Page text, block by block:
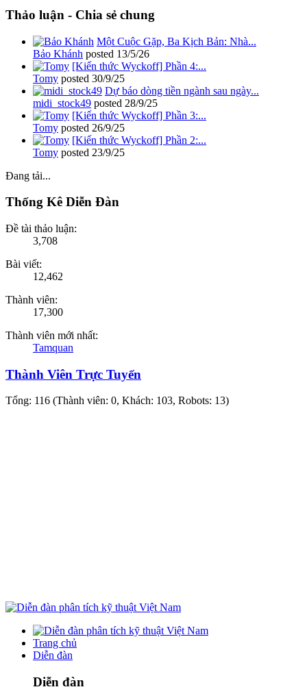
Thảo luận - Chia sẻ chung
Một Cuộc Gặp, Ba Kịch Bản: Nhà...
Bảo Khánh posted 13/5/26
[Kiến thức Wyckoff] Phần 4:...
Tomy posted 30/9/25
Dự báo dòng tiền ngành sau ngày...
midi_stock49 posted 28/9/25
[Kiến thức Wyckoff] Phần 3:...
Tomy posted 26/9/25
[Kiến thức Wyckoff] Phần 2:...
Tomy posted 23/9/25
Đang tải...
Thống Kê Diễn Đàn
Đề tài thảo luận:
3,708
Bài viết:
12,462
Thành viên:
17,300
Thành viên mới nhất:
Tamquan
Thành Viên Trực Tuyến
Tổng: 116 (Thành viên: 0, Khách: 103, Robots: 13)
Trang chủ
Diễn đàn
Diễn đàn